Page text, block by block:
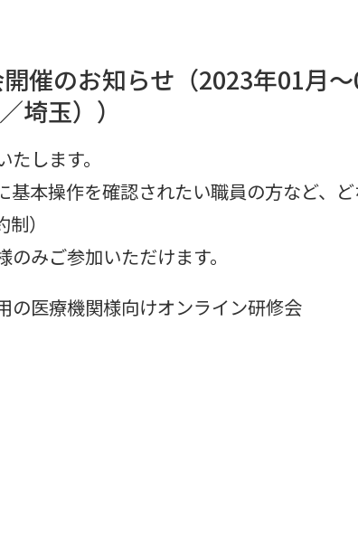
催のお知らせ（2023年01月
玉））
します。
本操作を確認されたい職員の方など、
）
みご参加いただけます。
の医療機関様向けオンライン研修会